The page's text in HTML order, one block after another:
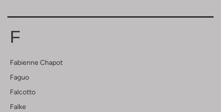
F
Fabienne Chapot
Faguo
Falcotto
Falke